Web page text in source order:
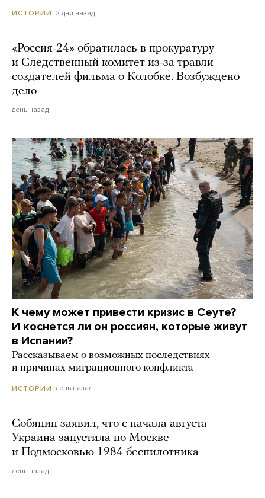
ИСТОРИИ 2 дня назад
«Россия-24» обратилась в прокуратуру
и Следственный комитет из-за травли
создателей фильма о Колобке. Возбуждено
дело
день назад
К чему может привести кризис в Сеуте?
И коснется ли он россиян, которые живут
в Испании?
Рассказываем о возможных последствиях
и причинах миграционного конфликта
ИСТОРИИ день назад
Собянин заявил, что с начала августа
Украина запустила по Москве
и Подмосковью 1984 беспилотника
день назад